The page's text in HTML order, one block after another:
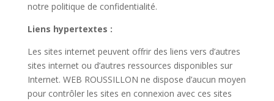
notre politique de confidentialité.
Liens hypertextes :
Les sites internet peuvent offrir des liens vers d’autres
sites internet ou d’autres ressources disponibles sur
Internet. WEB ROUSSILLON ne dispose d’aucun moyen
pour contrôler les sites en connexion avec ces sites